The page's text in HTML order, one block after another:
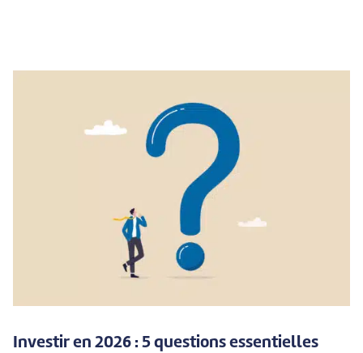
Investir en 2026 : 5 questions essentielles